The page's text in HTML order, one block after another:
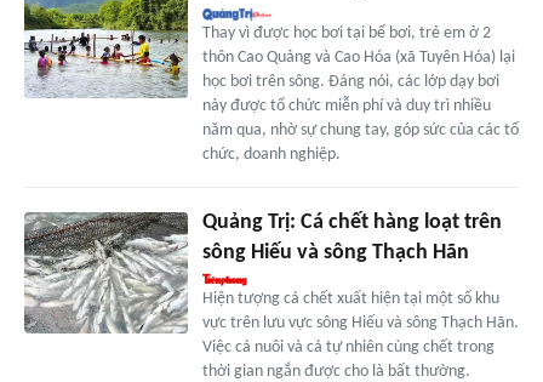
Thay vì được học bơi tại bể bơi, trẻ em ở 2
thôn Cao Quảng và Cao Hóa (xã Tuyên Hóa) lại
học bơi trên sông. Đáng nói, các lớp dạy bơi
này được tổ chức miễn phí và duy trì nhiều
năm qua, nhờ sự chung tay, góp sức của các tổ
chức, doanh nghiệp.
Quảng Trị: Cá chết hàng loạt trên
sông Hiếu và sông Thạch Hãn
Hiện tượng cá chết xuất hiện tại một số khu
vực trên lưu vực sông Hiếu và sông Thạch Hãn.
Việc cá nuôi và cá tự nhiên cùng chết trong
thời gian ngắn được cho là bất thường.